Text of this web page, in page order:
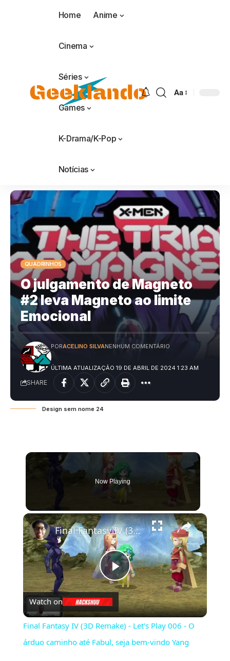
Home Anime
Cinema
Séries
Games
K-Drama/K-Pop
Notícias
Aa
QUADRINHOS
O julgamento de Magneto
#2 leva Magneto ao limite
Emocional
ÚLTIMA ATUALIZAÇÃO 19 DE ABRIL DE 2024 1:23 AM
PORACELINO SILVANENHUM COMENTÁRIO
SHARE
Design sem nome 24
Now Playing
×
Play
Video
Final Fantasy IV (3D Remake) - Let's Play 006 - O árduo caminho até Fabul, seja bem-vindo Yang
Watch on
Final Fantasy IV (3D Remake) - Let's Play 006 - O
árduo caminho até Fabul, seja bem-vindo Yang